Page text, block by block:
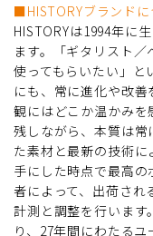
■HISTORYブランドに
HISTORYは1994年に
ます。「ギタリスト
使ってもらいたい」と
にも、常に進化や改
観にはどこか温かみを
残しながら、本質は
た素材と最新の技術に
手にした時点で最高
者によって、出荷さ
計測と調整を行います
り、27年間にわたる